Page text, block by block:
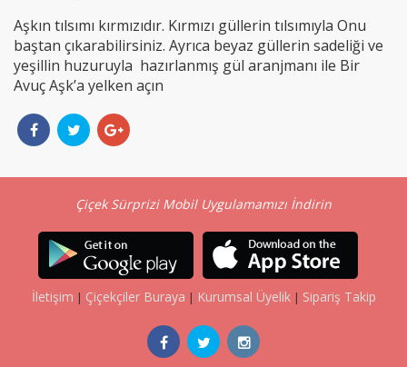
Aşkın tılsımı kırmızıdır. Kırmızı güllerin tılsımıyla Onu
baştan çıkarabilirsiniz. Ayrıca beyaz güllerin sadeliği ve
yeşillin huzuruyla hazırlanmış gül aranjmanı ile Bir
Avuç Aşk’a yelken açın
Çiçek Sürprizi Mobil Uygulamamızı İndirin
İletişim | Çiçekçiler Buraya | Kurumsal Üyelik| Sipariş Takip